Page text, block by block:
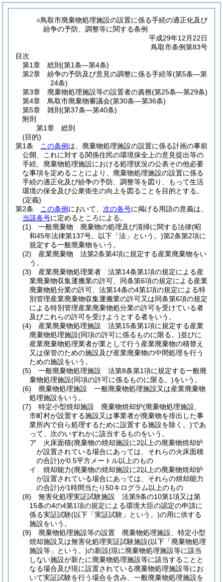
○鳥取市廃棄物処理施設の設置に係る手続の適正化及び
紛争の予防、調整等に関する条例
平成29年12月22日
鳥取市条例第83号
目次
第1章
総則 (第1条―第4条)
第2章
紛争の予防及び意見の調整に係る手続等(第5条―第
24条)
第3章
廃棄物処理施設等の設置者の責務(第25条―第29条)
第4章
鳥取市廃棄物審議会(第30条―第36条)
第5章
雑則 (第37条―第40条)
附則
第1章
総則
(目的)
第1条
この条例 は、廃棄物処理施設の設置に係る計画の事前
公開、これに対する関係住民の環境保全上の意見提出等の
手続、廃棄物処理施設における処理状況の公表その他必要
な事項を定めることにより、廃棄物処理施設の設置に係る
手続の適正化及び紛争の予防、調整等を図り、もって生活
環境の保全及び公衆衛生の向上を図ることを目的とする。
(定義)
第2条
この条例 において、 次の各号に掲げる用語の意義は、
当該各号に定めるところによる。
(1)
一般廃棄物 廃棄物の処理及び清掃に関する法律(昭
和45年法律第137号。以下「法」という。)第2条第2項に
規定する一般廃棄物をいう。
(2)
産業廃棄物 法第2条第4項に規定する産業廃棄物をい
う。
(3)
産業廃棄物処理業者 法第14条第1項の規定による産
業廃棄物収集運搬業の許可、同条第6項の規定による産業
廃棄物処分業の許可、法第14条の4第1項の規定による特
別管理産業廃棄物収集運搬業の許可又は同条第6項の規定
による特別管理産業廃棄物処分業の許可を受けている者
及びこれらの許可を受けようとする者をいう。
(4)
産業廃棄物処理施設 法第15条第1項に規定する産業
廃棄物処理施設(同項の許可に係るものに限る。)並びに
産業廃棄物処理業者が業として行う産業廃棄物の積替え
又は保管のための施設及び産業廃棄物の中間処理を行う
ための施設をいう。
(5)
一般廃棄物処理施設 法第8条第1項に規定する一般廃
棄物処理施設(同項の許可に係るものに限る。)をいう。
(6)
廃棄物処理施設 一般廃棄物処理施設又は産業廃棄物
処理施設をいう。
(7)
特定小型焼却施設 廃棄物焼却炉(廃棄物処理施設、
市町村が設置する施設又は事業者が廃棄物を排出した事
業所内で自ら処理するために設置する施設を除く。)であ
って、次のいずれかに該当するものをいう。
ア
火床面積(廃棄物の焼却施設に2以上の廃棄物焼却炉
が設置されている場合にあっては、それらの火床面積
の合計)が0.5平方メートル以上のもの
イ
焼却能力(廃棄物の焼却施設に2以上の廃棄物焼却炉
が設置されている場合にあっては、それらの焼却能力
の合計)が1時間当たり50キログラム以上のもの
(8)
無害化処理実証試験施設 法第9条の10第1項又は第
15条の4の4第1項の規定による環境大臣の認定の申請に
係る実証試験(以下「実証試験」という。)の用に供する
施設をいう。
(9)
廃棄物処理施設等の設置 廃棄物処理施設、特定小型
焼却施設又は無害化処理実証試験施設(以下「廃棄物処理
施設等」という。)の新設(現に廃棄物処理施設等に該当
しない施設が新たに廃棄物処理施設等に該当することと
なる場合及び現に設置されている廃棄物処理施設等にお
いて実証試験を行う場合を含み、一般廃棄物処理施設を